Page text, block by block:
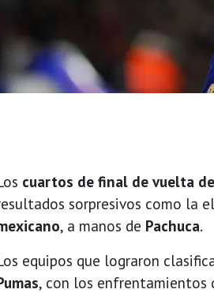
cuartos de final de vuelta
sorpresivos como la
, a manos de Pachuca.
equipos que lograron
, con los enfrentamientos